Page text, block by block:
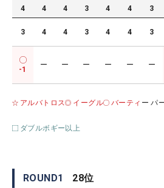
4 4 4 3 4 4 3
3 4 4 3 4 4 3
-1
ー ー ー ー ー ー
アルバトロス イーグル バーティ ー パ
ダブルボギー以上
ROUND1 28位